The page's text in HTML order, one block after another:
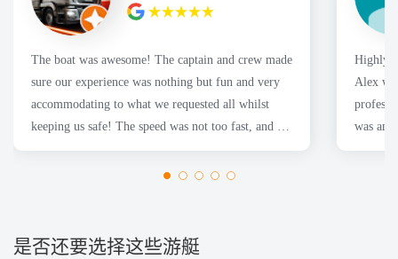
The boat was awesome! The captain and crew made
sure our experience was nothing but fun and very
accommodating to what we requested all whilst
keeping us safe! The speed was not too fast, and we
had a fantastic time for the Sydney harbor cruise!
Highly
Alex
was
wanted.
是否还要选择这些游艇